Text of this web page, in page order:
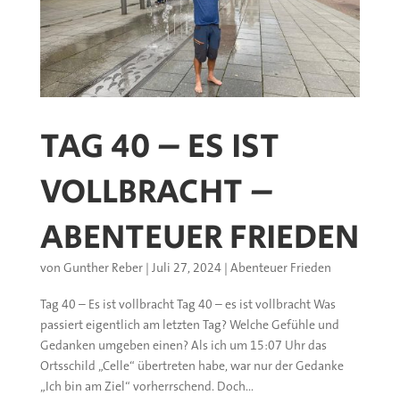
TAG 40 – ES IST
VOLLBRACHT –
ABENTEUER FRIEDEN
von Gunther Reber| Juli 27, 2024| Abenteuer Frieden
Tag 40 – Es ist vollbracht Tag 40 – es ist vollbracht Was
passiert eigentlich am letzten Tag? Welche Gefühle und
Gedanken umgeben einen? Als ich um 15:07 Uhr das
Ortsschild „Celle“ übertreten habe, war nur der Gedanke
„Ich bin am Ziel“ vorherrschend. Doch...